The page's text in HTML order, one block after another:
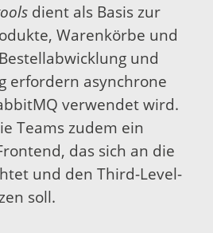
dient als Basis zur
Warenkörbe und
und
erfordern asynchrone
verwendet wird.
Teams zudem ein
das sich an die
und den Third-Level-
soll.